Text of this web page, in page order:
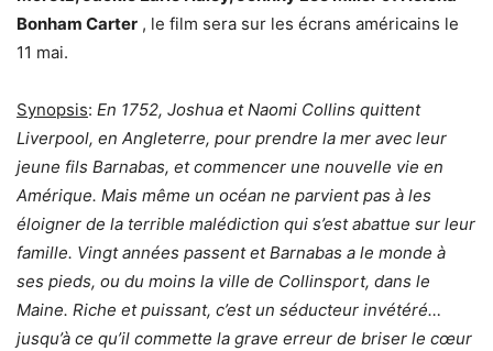
Bonham Carter , le film sera sur les écrans américains le
11 mai.
Synopsis: En 1752, Joshua et Naomi Collins quittent
Liverpool, en Angleterre, pour prendre la mer avec leur
jeune fils Barnabas, et commencer une nouvelle vie en
Amérique. Mais même un océan ne parvient pas à les
éloigner de la terrible malédiction qui s’est abattue sur leur
famille. Vingt années passent et Barnabas a le monde à
ses pieds, ou du moins la ville de Collinsport, dans le
Maine. Riche et puissant, c’est un séducteur invétéré…
jusqu’à ce qu’il commette la grave erreur de briser le cœur